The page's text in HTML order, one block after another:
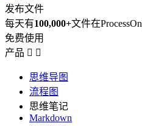
发布文件
每天有100,000+文件在
免费使用
产品  
思维导图
流程图
思维笔记
Markdown